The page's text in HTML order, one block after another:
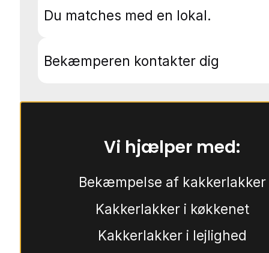
Du matches med en lokal.
Bekæmperen kontakter dig
Vi hjælper med:
Bekæmpelse af kakkerlakker
Kakkerlakker i køkkenet
Kakkerlakker i lejlighed